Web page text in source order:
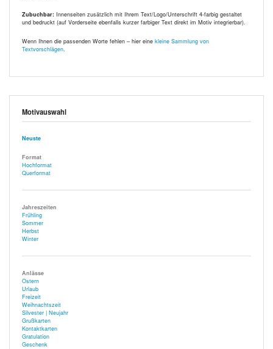
Zubuchbar: Innenseiten zusätzlich mit Ihrem Text/Logo/Unterschrift 4-farbig gestaltet
und bedruckt (auf Vorderseite ebenfalls kurzer farbiger Text direkt im Motiv integrierbar).
Wenn Ihnen die passenden Worte fehlen – hier eine kleine Sammlung von
Textvorschlägen
Motivauswahl
Neuste
Format
Hochformat
Querformat
Jahreszeiten
Frühling
Sommer
Herbst
Winter
Anlässe
Ostern
Urlaub
Freizeit
Weihnachtszeit
Silvester | Neujahr
Grußkarten
Kontaktkarten
Gratulation
Geschenk